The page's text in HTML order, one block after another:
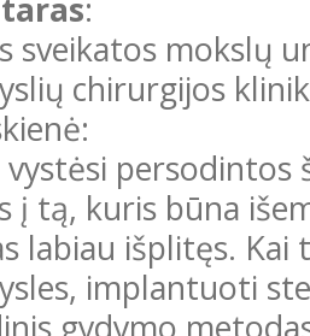
:
sveikatos mokslų
chirurgijos
vystėsi persodintos
į tą, kuris būna
labiau išplitęs.
implantuoti
gydymo